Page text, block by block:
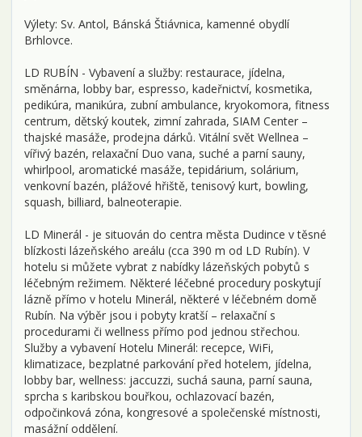
Výlety: Sv. Antol, Bánská Štiávnica, kamenné obydlí
Brhlovce.
LD RUBÍN - Vybavení a služby: restaurace, jídelna,
směnárna, lobby bar, espresso, kadeřnictví, kosmetika,
pedikúra, manikúra, zubní ambulance, kryokomora, fitness
centrum, dětský koutek, zimní zahrada, SIAM Center –
thajské masáže, prodejna dárků. Vitální svět Wellnea –
vířivý bazén, relaxační Duo vana, suché a parní sauny,
whirlpool, aromatické masáže, tepidárium, solárium,
venkovní bazén, plážové hřiště, tenisový kurt, bowling,
squash, billiard, balneoterapie.
LD Minerál - je situován do centra města Dudince v těsné
blízkosti lázeňského areálu (cca 390 m od LD Rubín). V
hotelu si můžete vybrat z nabídky lázeňských pobytů s
léčebným režimem. Některé léčebné procedury poskytují
lázně přímo v hotelu Minerál, některé v léčebném domě
Rubín. Na výběr jsou i pobyty kratší – relaxační s
procedurami či wellness přímo pod jednou střechou.
Služby a vybavení Hotelu Minerál: recepce, WiFi,
klimatizace, bezplatné parkování před hotelem, jídelna,
lobby bar, wellness: jaccuzzi, suchá sauna, parní sauna,
sprcha s karibskou bouřkou, ochlazovací bazén,
odpočinková zóna, kongresové a společenské místnosti,
masážní oddělení.